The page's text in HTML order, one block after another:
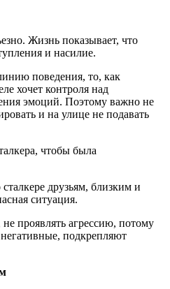
Жизнь показывает, что
и насилие.
поведения, то, как
хочет контроля над
эмоций. Поэтому важно не
и на улице не подавать
чтобы была
сталкере друзьям, близким и
ситуация.
проявлять агрессию, потому
подкрепляют